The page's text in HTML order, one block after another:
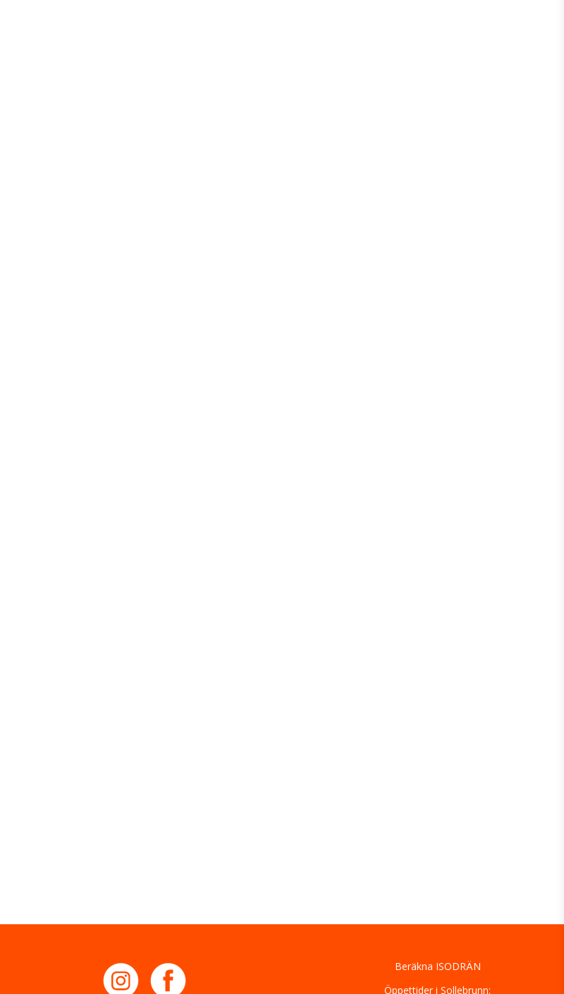
Beräkna ISODRÄN
Öppettider i Sollebrunn: